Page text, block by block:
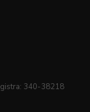
340-38218